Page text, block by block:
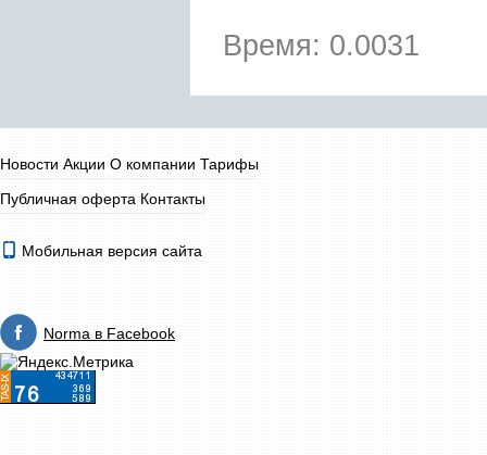
Время: 0.0031
Новости Акции О компании Тарифы
Публичная оферта Контакты
Мобильная версия сайта
Norma в Facebook